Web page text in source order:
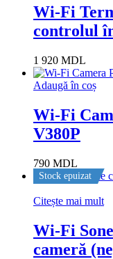
Wi-Fi
controlul
1 920 MDL
Adaugă în coș
Wi-Fi
V380P
790 MDL
Stock epuizat
Citește mai mult
Wi-Fi
cameră